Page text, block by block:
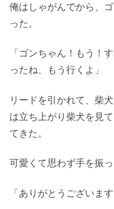
俺はしゃがんでから、
った。
「ゴンちゃん！もう！
ったね、もう行くよ」
リードを引かれて、柴
は立ち上がり柴犬を見
てきた。
可愛くて思わず手を振っ
「ありがとうございます